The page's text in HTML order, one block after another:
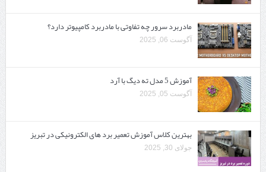
مادربرد سرور چه تفاوتی با مادربرد کامپیوتر دارد؟
آگوست 06, 2025
آموزش 5 مدل ته دیگ با آرد
آگوست 05, 2025
بهترین کلاس آموزش تعمیر برد های الکترونیکی در تبریز
جولای 30, 2025